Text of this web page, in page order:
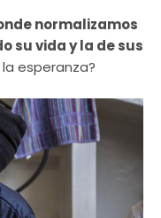
normalizamos
su vida y la de sus
esperanza?